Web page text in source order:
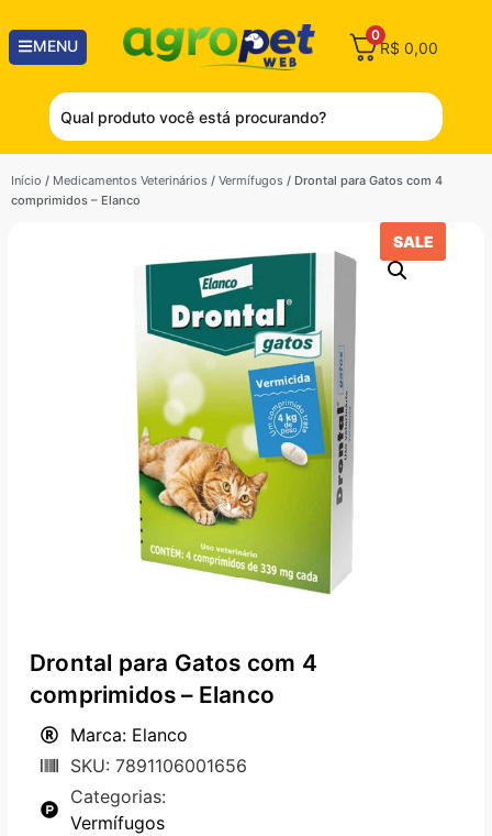
MENU
0
R$ 0,00
Início / Medicamentos Veterinários / Vermífugos / Drontal para Gatos com 4
comprimidos – Elanco
SALE
Drontal para Gatos com 4
comprimidos – Elanco
Marca: Elanco
SKU: 7891106001656
Categorias:
Vermífugos